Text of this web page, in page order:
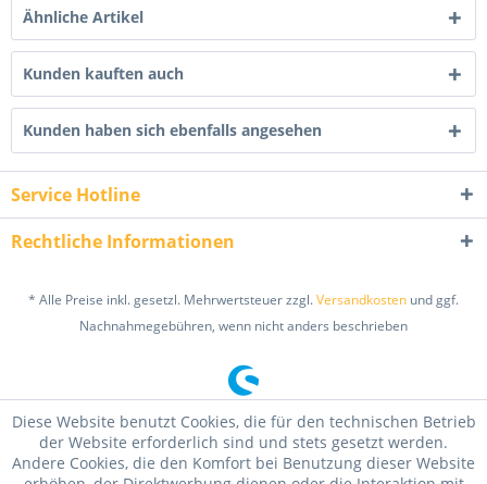
Ähnliche Artikel
Kunden kauften auch
Kunden haben sich ebenfalls angesehen
Service Hotline
Rechtliche Informationen
* Alle Preise inkl. gesetzl. Mehrwertsteuer zzgl.Versandkosten und ggf.
Nachnahmegebühren, wenn nicht anders beschrieben
Diese Website benutzt Cookies, die für den technischen Betrieb
der Website erforderlich sind und stets gesetzt werden.
Andere Cookies, die den Komfort bei Benutzung dieser Website